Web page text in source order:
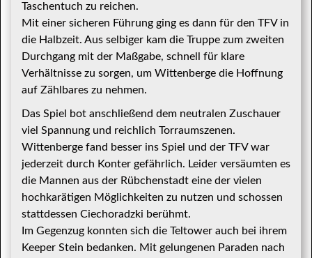
Taschentuch zu reichen.
Mit einer sicheren Führung ging es dann für den TFV in
die Halbzeit. Aus selbiger kam die Truppe zum zweiten
Durchgang mit der Maßgabe, schnell für klare
Verhältnisse zu sorgen, um Wittenberge die Hoffnung
auf Zählbares zu nehmen.
Das Spiel bot anschließend dem neutralen Zuschauer
viel Spannung und reichlich Torraumszenen.
Wittenberge fand besser ins Spiel und der TFV war
jederzeit durch Konter gefährlich. Leider versäumten es
die Mannen aus der Rübchenstadt eine der vielen
hochkarätigen Möglichkeiten zu nutzen und schossen
stattdessen Ciechoradzki berühmt.
Im Gegenzug konnten sich die Teltower auch bei ihrem
Keeper Stein bedanken. Mit gelungenen Paraden nach